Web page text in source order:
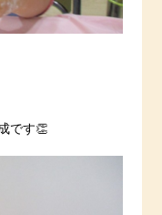
です👏